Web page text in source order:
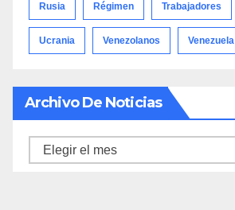
Rusia Régimen Trabajadores
Ucrania Venezolanos Venezuela
Archivo De Noticias
Archivo